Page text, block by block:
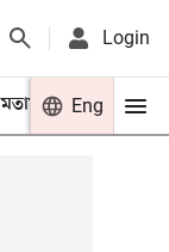
Login
মতামত খেলা
Eng